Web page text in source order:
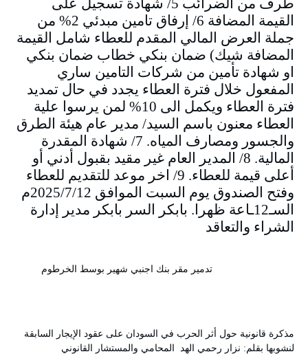
القيمة المضافة 6/ إرفاق تامين مبدئي 2% من
جملة العرض المالي المقدم للعطاء شامل القيمة
المضافة شيك) ضمان بنكي خطاب ضمان بنكي
او شهادة تأمين من شركات التامين ساري
المفعول خلال فترة العطاء يجدد في حال تمديد
فترة العطاء ويكمل الى 10% لمن يرسوا علية
العطاء معنون باسم السيد/ مدير عام هيئة الطرق
والجسور ومصارف المياه. 7/ شهادة المقدرة
المالية. 8/ المدير العام غير مقيد بقبول أدني أو
أعلى قيمة للعطاء. 9/ اخر موعد للتقديم للعطاء
وفتح الصندوق يوم السبت الموافق 2025/7/12م
السـ12ـاعة ظهرا. بابكر السر بابكر مدير إدارة
الشراء والتعاقد
تدمير مقر بنك اجنبي شهير بوسط الخرطوم
مذكرة قانونية حول أثر الحرب في السودان على عقود الإيجار السابقة
لنشوبها بقلم: نزار رحمي الهد المحامي والمستشار القانوني